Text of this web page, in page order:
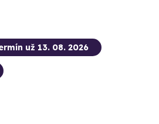
už 13. 08. 2026